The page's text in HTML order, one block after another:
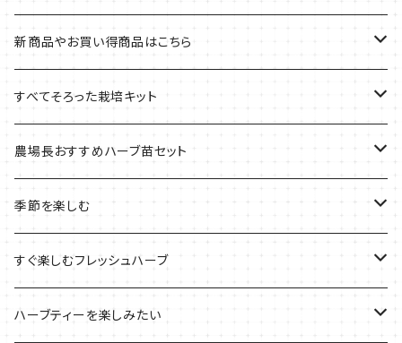
新商品やお買い得商品はこちら
今イチオシの商品
季節のおすすめ商品
すべてそろった栽培キット
フェルトプランターの栽培キット
ルーツポーチの栽培キット
ブリキプランターの栽培キット
木製プランターの栽培キット
農場長おすすめハーブ苗セット
農場長おすすめセット
おすすめの寄せ植え
季節を楽しむ
2022年のお正月
2022年の母の日
すぐ楽しむフレッシュハーブ
ハーブミックス
ハーブティーを楽しみたい